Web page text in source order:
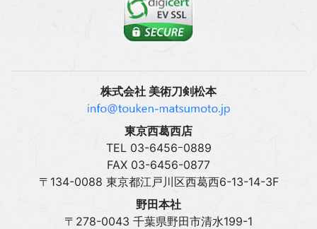
株式会社 美術刀剣松本
東京西葛西店
TEL 03‍-6456ｰ0889
FAX 03‍-6456-0877
〒134-0088 東京都江戸川区西葛西6-13-14-3F
野田本社
〒278-0043 千葉県野田市清水199-1